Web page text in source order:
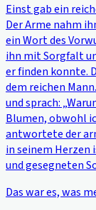
Einst gab ein
Der Arme nahm
ein Wort des
ihn mit Sorgfalt
er finden konnte.
dem reichen
und sprach:
Blumen, obwohl
antwortete der
in seinem Herzen
und gesegneten
Das war es, was